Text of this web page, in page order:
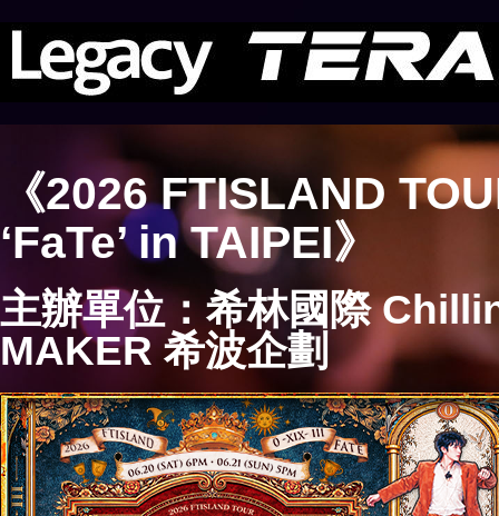
《2026 FTISLAND
‘FaTe’ in TAIPEI》
主辦單位：希林國際
MAKER 希波企劃